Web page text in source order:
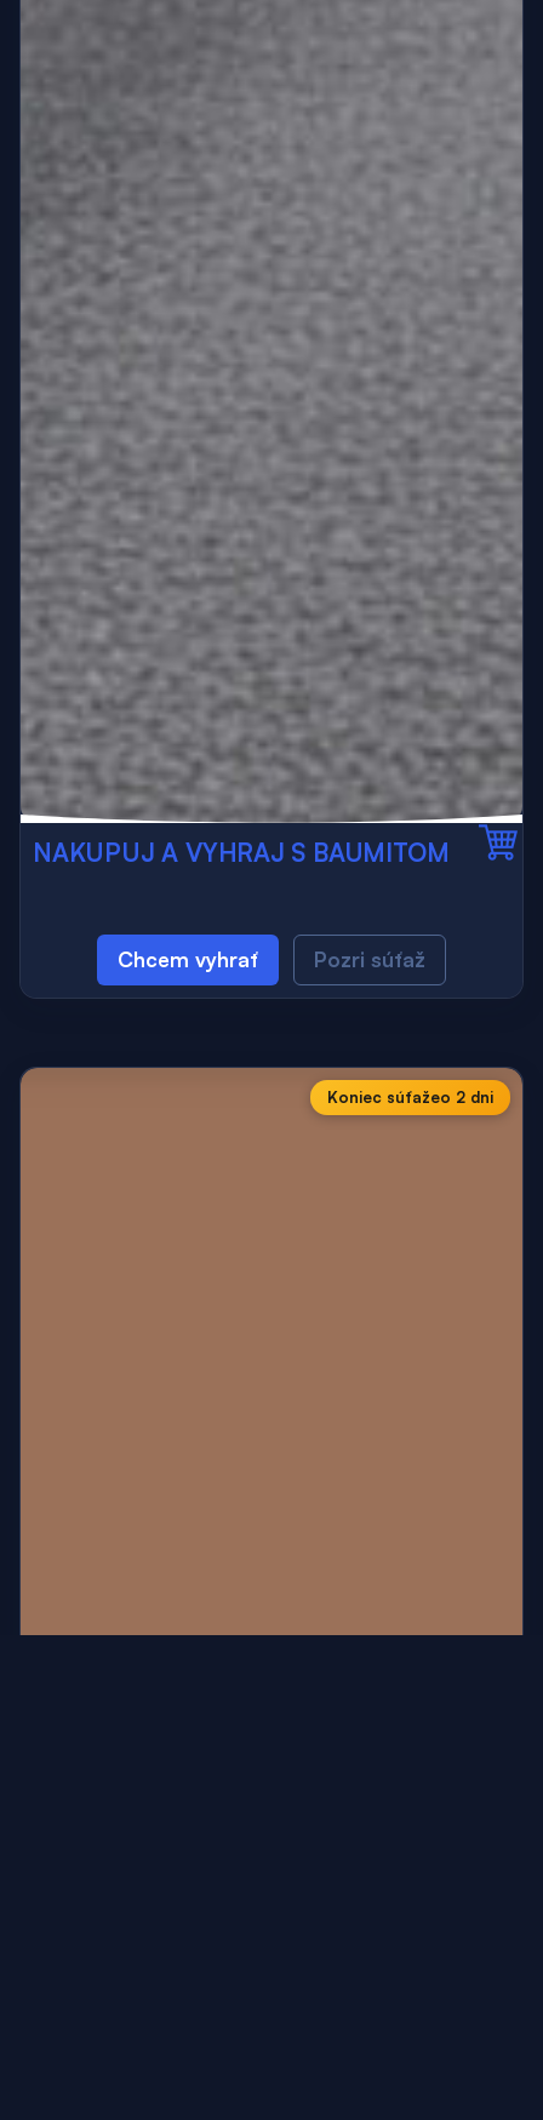
NAKUPUJ A VYHRAJ S BAUMITOM
Chcem vyhrať Pozri súťaž
Koniec súťažeo 2 dni